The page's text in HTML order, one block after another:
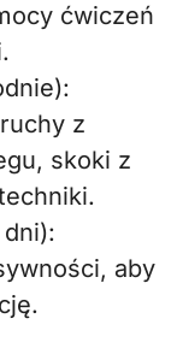
ćwiczeń
z
skoki z
aby